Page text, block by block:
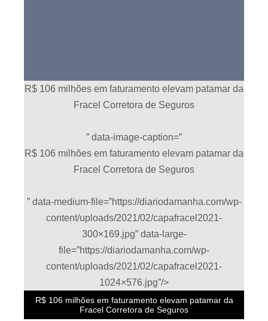
R$ 106 milhões em faturamento elevam patamar da
Fracel Corretora de Seguros
” data-image-caption=”
R$ 106 milhões em faturamento elevam patamar da
Fracel Corretora de Seguros
” data-medium-file=”https://diariodamanha.com/wp-
content/uploads/2021/02/capafracel2021-
300×169.jpg” data-large-
file=”https://diariodamanha.com/wp-
content/uploads/2021/02/capafracel2021-
1024×576.jpg”/>
R$ 106 milhões em faturamento elevam patamar da
Fracel Corretora de Seguros